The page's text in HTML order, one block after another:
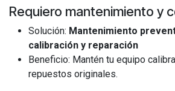
Requiero mantenimiento y
Solución: Mantenimiento
calibración y reparación
Beneficio: Mantén tu equipo
repuestos originales.